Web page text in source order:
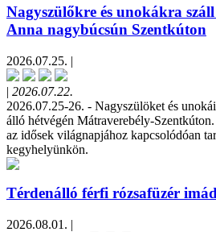
Nagyszülőkre és unokákra
Anna nagybúcsún Szentkúton
2026.07.25. |
| 2026.07.22.
2026.07.25-26. - Nagyszülöket és
álló hétvégén Mátraverebély-
az idősek világnapjához kapcsolódóan
kegyhelyünkön.
Térdenálló férfi rózsafüzér
2026.08.01. |